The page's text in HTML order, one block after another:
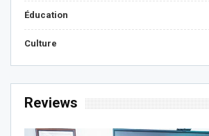
Éducation
Culture
Reviews